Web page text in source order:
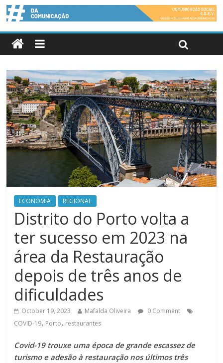
ECONOMIA REGIONAL
Distrito do Porto volta a
ter sucesso em 2023 na
área da Restauração
depois de três anos de
dificuldades
October 19, 2023 Mafalda Oliveira
0 Comment
COVID-19, Porto, restaurantes
Covid-19 trouxe uma época de grande escassez de
turismo e adesão à restauração nos últimos três